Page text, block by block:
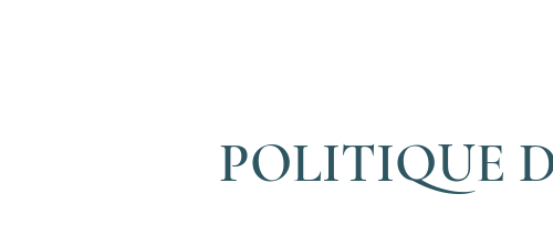
POLITIQUE